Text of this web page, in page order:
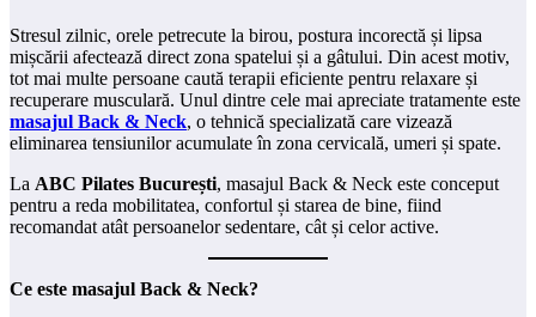
Stresul zilnic, orele petrecute la birou, postura incorectă și lipsa
mișcării afectează direct zona spatelui și a gâtului. Din acest motiv,
tot mai multe persoane caută terapii eficiente pentru relaxare și
recuperare musculară. Unul dintre cele mai apreciate tratamente este
masajul Back & Neck, o tehnică specializată care vizează
eliminarea tensiunilor acumulate în zona cervicală, umeri și spate.
La ABC Pilates București, masajul Back & Neck este conceput
pentru a reda mobilitatea, confortul și starea de bine, fiind
recomandat atât persoanelor sedentare, cât și celor active.
Ce este masajul Back & Neck?